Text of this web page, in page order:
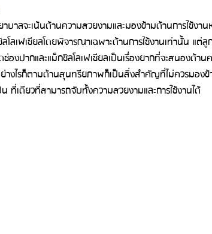
าบาลจะเน้นด้านความสวยงามและมองข้ามด้านการใช้ง
เฟเชียลโดยพิจารณาเฉพาะด้านการใช้งานเท่านั้น แต่ลู
งปากและแม็กซิลโลเฟเชียลเป็นเรื่องยากที่จะสนองด้า
งไรก็ตามด้านสุนทรียภาพก็เป็นสิ่งสำคัญที่ไม่ควรมอง
ที่เดียวที่สามารถจับทั้งความสวยงามและการใช้งานได้